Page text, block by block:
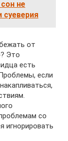
не
от
Это
есть
если
со
игнорировать